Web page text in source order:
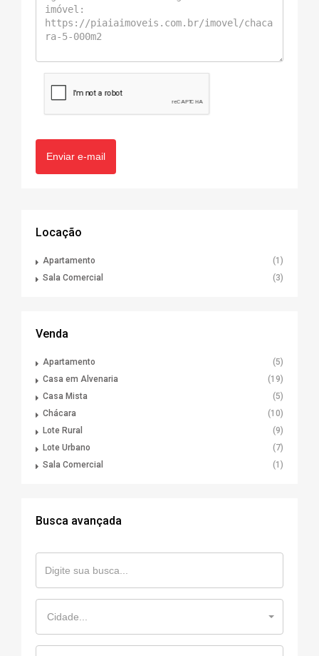
Enviar e-mail
Locação
Apartamento
(1)
Sala Comercial
(3)
Venda
Apartamento
(5)
Casa em Alvenaria
(19)
Casa Mista
(5)
Chácara
(10)
Lote Rural
(9)
Lote Urbano
(7)
Sala Comercial
(1)
Busca avançada
Cidade...